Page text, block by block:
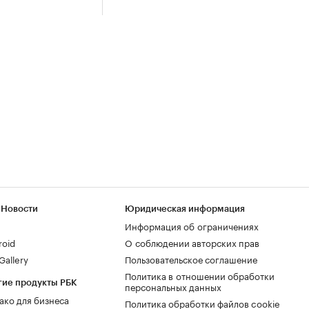
продукты РБК
для бизнеса
Юридическая информация
Информация об ограничениях
О соблюдении авторских прав
Пользовательское соглашение
Политика в отношении обработки
персональных данных
Политика обработки файлов cookie